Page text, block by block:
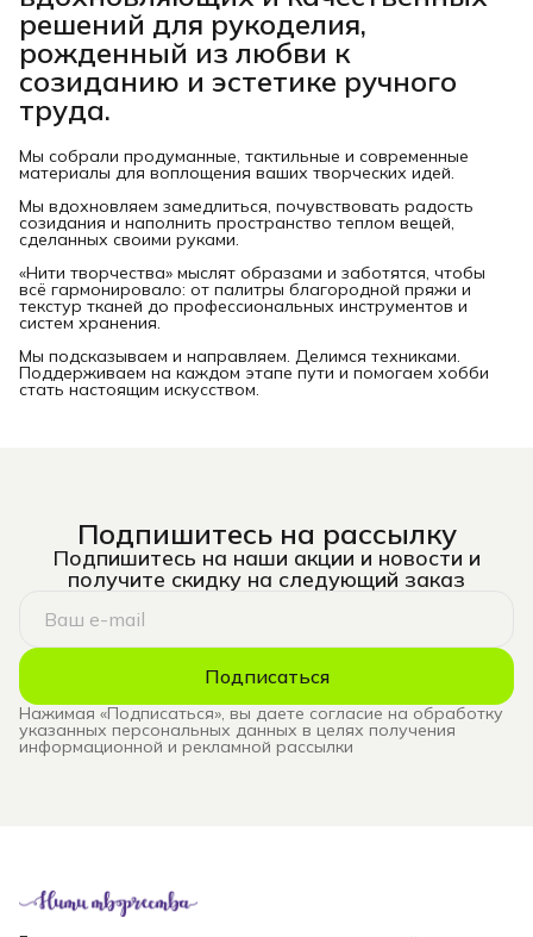
решений для рукоделия,
рожденный из любви к
созиданию и эстетике ручного
труда.
Мы собрали продуманные, тактильные и современные
материалы для воплощения ваших творческих идей.
Мы вдохновляем замедлиться, почувствовать радость
созидания и наполнить пространство теплом вещей,
сделанных своими руками.
«Нити творчества» мыслят образами и заботятся, чтобы
всё гармонировало: от палитры благородной пряжи и
текстур тканей до профессиональных инструментов и
систем хранения.
Мы подсказываем и направляем. Делимся техниками.
Поддерживаем на каждом этапе пути и помогаем хобби
стать настоящим искусством.
Подпишитесь на рассылку
Подпишитесь на наши акции и новости и
получите скидку на следующий заказ
Подписаться
Нажимая «Подписаться», вы даете согласие на обработку
указанных персональных данных в целях получения
информационной и рекламной рассылки